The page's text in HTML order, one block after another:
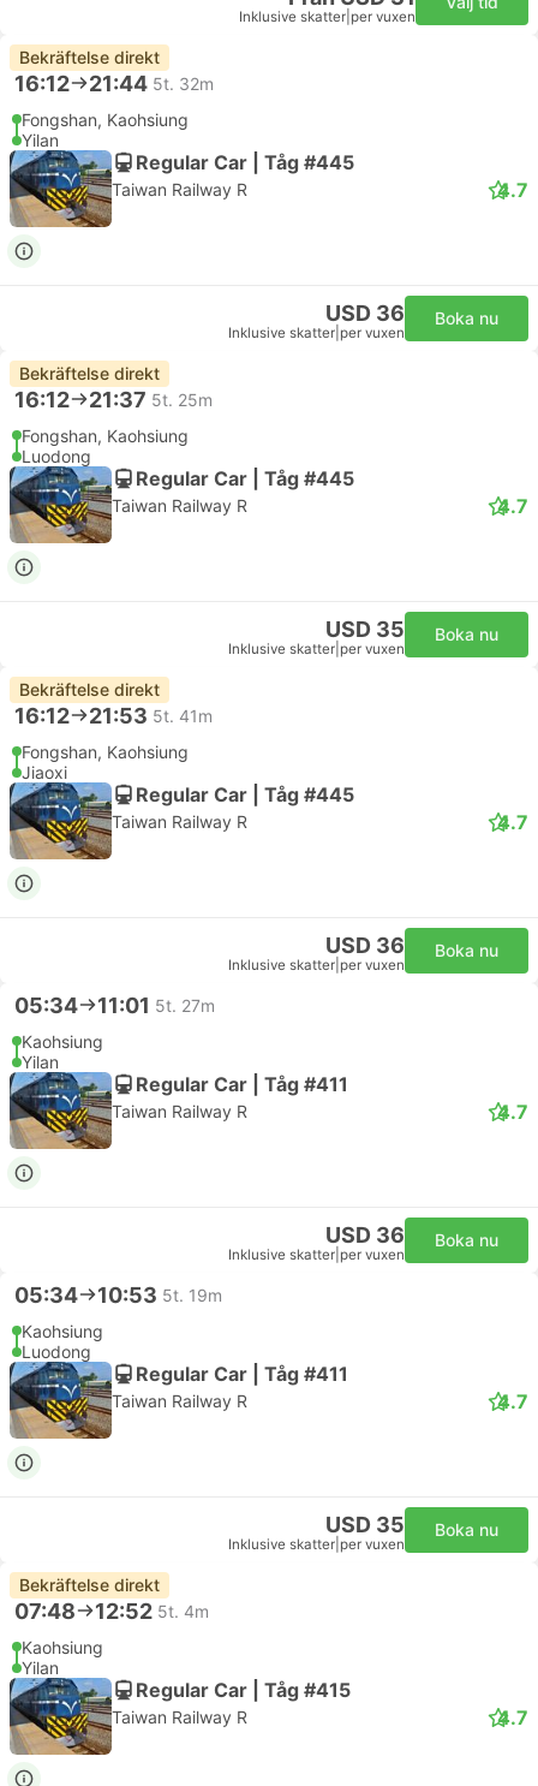
Inklusive skatter per vuxen
Bekräftelse direkt
16:12 21:44 5t. 32m
Fongshan, Kaohsiung
Yilan
Regular Car | Tåg #445
Taiwan Railway R 4.7
USD 36
Inklusive skatter per vuxen
Boka nu
Bekräftelse direkt
16:12 21:37 5t. 25m
Fongshan, Kaohsiung
Luodong
Regular Car | Tåg #445
Taiwan Railway R 4.7
USD 35
Inklusive skatter per vuxen
Boka nu
Bekräftelse direkt
16:12 21:53 5t. 41m
Fongshan, Kaohsiung
Jiaoxi
Regular Car | Tåg #445
Taiwan Railway R 4.7
USD 36
Inklusive skatter per vuxen
Boka nu
05:34 11:01 5t. 27m
Kaohsiung
Yilan
Regular Car | Tåg #411
Taiwan Railway R 4.7
USD 36
Inklusive skatter per vuxen
Boka nu
05:34 10:53 5t. 19m
Kaohsiung
Luodong
Regular Car | Tåg #411
Taiwan Railway R 4.7
USD 35
Inklusive skatter per vuxen
Boka nu
Bekräftelse direkt
07:48 12:52 5t. 4m
Kaohsiung
Yilan
Regular Car | Tåg #415
Taiwan Railway R 4.7